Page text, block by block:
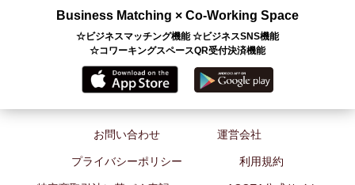
Business Matching × Co-Working Space
☆ビジネスマッチング機能 ☆ビジネスSNS機能
☆コワーキングスペースQR受付決済機能
お問い合わせ 運営会社
プライバシーポリシー 利用規約